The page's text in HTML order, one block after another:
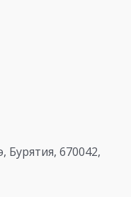
Бурятия, 670042,